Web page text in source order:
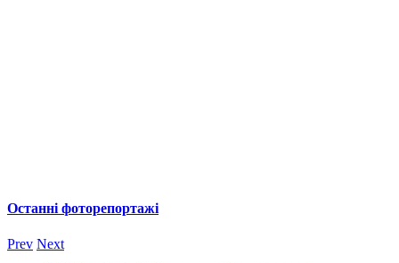
Останні фоторепортажі
Prev Next